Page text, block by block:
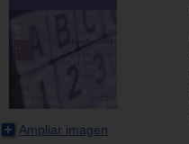
Ampliar imagen